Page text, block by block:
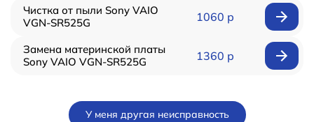
Чистка от пыли Sony VAIO
VGN-SR525G
1060 р
Замена материнской платы
Sony VAIO VGN-SR525G
1360 р
У меня другая неисправность